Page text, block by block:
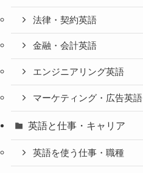
法律・契約英語
金融・会計英語
エンジニアリング英語
マーケティング・広告英語
英語と仕事・キャリア
英語を使う仕事・職種